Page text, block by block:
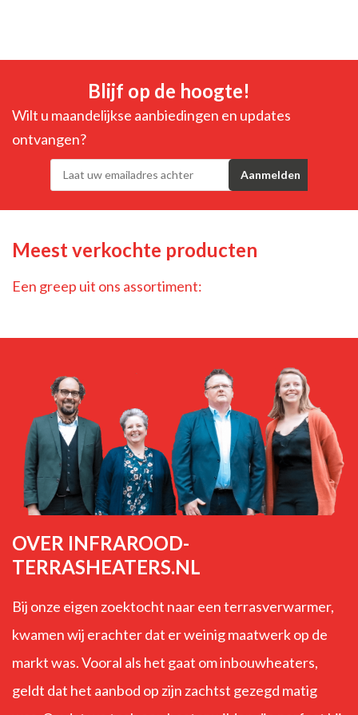
Blijf op de hoogte!
Wilt u maandelijkse aanbiedingen en updates
ontvangen?
Meest verkochte producten
Een greep uit ons assortiment:
OVER INFRAROOD-
TERRASHEATERS.NL
Bij onze eigen zoektocht naar een terrasverwarmer,
kwamen wij erachter dat er weinig maatwerk op de
markt was. Vooral als het gaat om inbouwheaters,
geldt dat het aanbod op zijn zachtst gezegd matig